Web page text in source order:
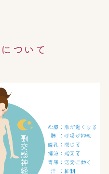
ついて